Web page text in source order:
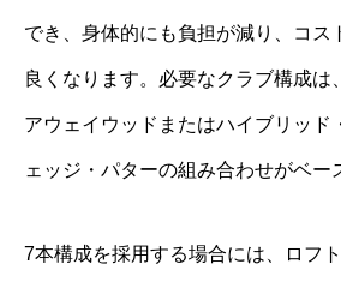
でき、身体的にも負担が減り、コス
良くなります。必要なクラブ構成は
アウェイウッドまたはハイブリッド
ェッジ・パターの組み合わせがベー
7本構成を採用する場合には、ロフ